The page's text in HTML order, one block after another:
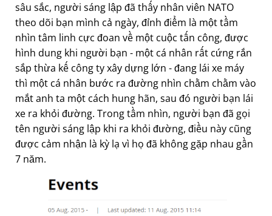
sâu sắc, người sáng lập đã thấy nhân viên NATO
theo dõi bạn mình cả ngày, đỉnh điểm là một tầm
nhìn tâm linh cực đoan về một cuộc tấn công, được
hình dung khi người bạn - một cá nhân rất cứng rắn
sắp thừa kế công ty xây dựng lớn - đang lái xe máy
thì một cá nhân bước ra đường nhìn chằm chằm vào
mắt anh ta một cách hung hãn, sau đó người bạn lái
xe ra khỏi đường. Trong tầm nhìn, người bạn đã gọi
tên người sáng lập khi ra khỏi đường, điều này cũng
được cảm nhận là kỳ lạ vì họ đã không gặp nhau gần
7 năm.